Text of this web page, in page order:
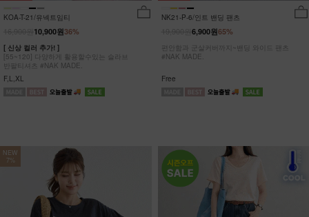
KOA-T-21/유넥트임티
36%
10,900원
[ 신상 컬러 추가! ]
[55~120] 다양하게 활용할수있는 슬라브
반팔티셔츠 #NAK MADE.
F,L,XL
NK21-P-6/인트 밴딩 팬츠
65%
6,900원
편안함과 군살커버까지~밴딩 와이드 팬츠
#NAK MADE.
Free
NEW
7%